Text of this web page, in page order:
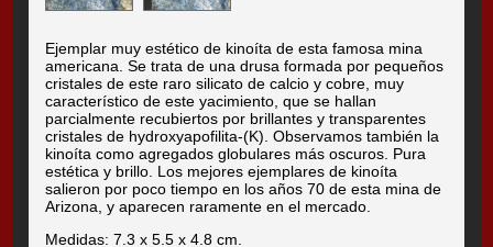
Ejemplar muy estético de kinoíta de esta famosa mina
americana. Se trata de una drusa formada por pequeños
cristales de este raro silicato de calcio y cobre, muy
característico de este yacimiento, que se hallan
parcialmente recubiertos por brillantes y transparentes
cristales de hydroxyapofilita-(K). Observamos también la
kinoíta como agregados globulares más oscuros. Pura
estética y brillo. Los mejores ejemplares de kinoíta
salieron por poco tiempo en los años 70 de esta mina de
Arizona, y aparecen raramente en el mercado.
Medidas: 7.3 x 5.5 x 4.8 cm.